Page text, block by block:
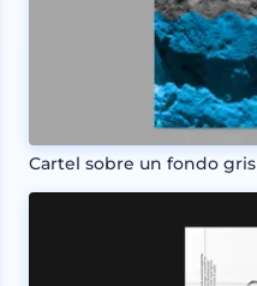
Cartel sobre un fondo gris